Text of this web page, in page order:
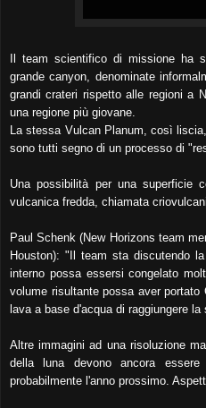
Il team scientifico di missione ha
grande canyon, denominate
grandi crateri rispetto alle regioni a
una regione più giovane.
La stessa Vulcan Planum, così
sono tutti segno di un processo di
Una possibilità per una
vulcanica fredda, chiamata
Paul Schenk (New Horizons team
Houston): "Il team sta discutendo
interno possa essersi congelato
volume risultante possa aver portato
lava a base d'acqua di raggiungere la
Altre immagini ad una risoluzione
della luna devono ancora
probabilmente l'anno prossimo.